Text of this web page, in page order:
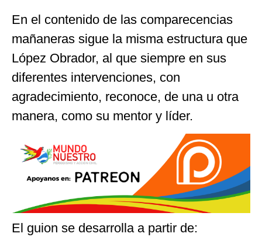
En el contenido de las comparecencias
mañaneras sigue la misma estructura que
López Obrador, al que siempre en sus
diferentes intervenciones, con
agradecimiento, reconoce, de una u otra
manera, como su mentor y líder.
El guion se desarrolla a partir de: